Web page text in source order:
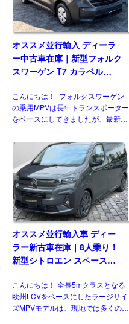
オススメ並行輸入 ディーラ
ー中古車在庫｜新型フォルク
スワーゲン T7 カラベル
8AT 左ハンドル
こんにちは！ フォルクスワーゲン
の乗用MPVは長年トランスポーター
をベースにしてきましたが、最新の
た。マルチバンやカリフォルニアが
乗用車系プラットフォームを採用し
たモデルとして […]
オススメ並行輸入車 ディー
ラー新古車在庫｜8人乗り！
新型シトロエン スペースツ
180 M 8AT 左ハンドル
こんにちは！ 全長5mクラスとなる
欧州LCVをベースにしたラージサイ
ズMPVモデルは、現地では多くのメ